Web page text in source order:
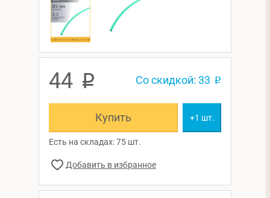
44 p Со скидкой: 33 p
Купить +1 шт.
Есть на складах: 75 шт.